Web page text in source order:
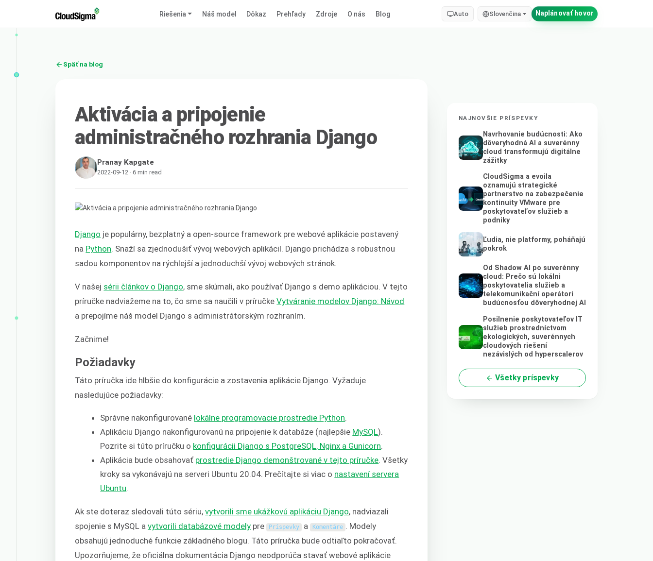
Riešenia Náš model Dôkaz Prehľady Zdroje O nás Blog Auto Slovenčina Naplánovať hovor
Späť na blog
Aktivácia a pripojenie
administračného rozhrania Django
Pranay Kapgate
2022-09-12 · 6 min read
Django je populárny, bezplatný a open-source framework pre webové aplikácie postavený
na Python . Snaží sa zjednodušiť vývoj webových aplikácií. Django prichádza s robustnou
sadou komponentov na rýchlejší a jednoduchší vývoj webových stránok.
V našej sérii článkov o Django, sme skúmali, ako používať Django s demo aplikáciou. V tejto
príručke nadviažeme na to, čo sme sa naučili v príručkeVytváranie modelov Django: Návod
a prepojíme náš model Django s administrátorským rozhraním.
Začnime!
Požiadavky
Táto príručka ide hlbšie do konfigurácie a zostavenia aplikácie Django. Vyžaduje
nasledujúce požiadavky:
Správne nakonfigurované lokálne programovacie prostredie Python.
Aplikáciu Django nakonfigurovanú na pripojenie k databáze (najlepšie MySQL).
Pozrite si túto príručku o konfigurácii Django s PostgreSQL, Nginx a Gunicorn.
Aplikácia bude obsahovať prostredie Django demonštrované v tejto príručke. Všetky
kroky sa vykonávajú na serveri Ubuntu 20.04. Prečítajte si viac o nastavení servera
Ubuntu.
Ak ste doteraz sledovali túto sériu,vytvorili sme ukážkovú aplikáciu Django, nadviazali
spojenie s MySQL avytvorili databázové modely pre Príspevky a Komentáre . Modely
obsahujú jednoduché funkcie základného blogu. Táto príručka bude odtiaľto pokračovať.
Upozorňujeme, že oficiálna dokumentácia Django neodporúča stavať webové aplikácie
NAJNOVŠIE PRÍSPEVKY
Navrhovanie budúcnosti: Ako
dôveryhodná AI a suverénny
cloud transformujú digitálne
zážitky
CloudSigma a evoila
oznamujú strategické
partnerstvo na zabezpečenie
kontinuity VMware pre
poskytovateľov služieb a
podniky
Ľudia, nie platformy, poháňajú
pokrok
Od Shadow AI po suverénny
cloud: Prečo sú lokálni
poskytovatelia služieb a
telekomunikační operátori
budúcnosťou dôveryhodnej AI
Posilnenie poskytovateľov IT
služieb prostredníctvom
ekologických, suverénnych
cloudových riešení
nezávislých od hyperscalerov
Všetky príspevky